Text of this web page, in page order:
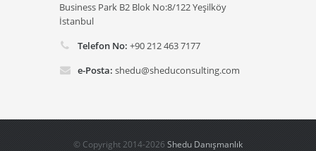
Business Park B2 Blok No:8/122 Yeşilköy
İstanbul
Telefon No: +90 212 463 7177
e-Posta: shedu@sheduconsulting.com
© Copyright 2014-2026 Shedu Danışmanlık